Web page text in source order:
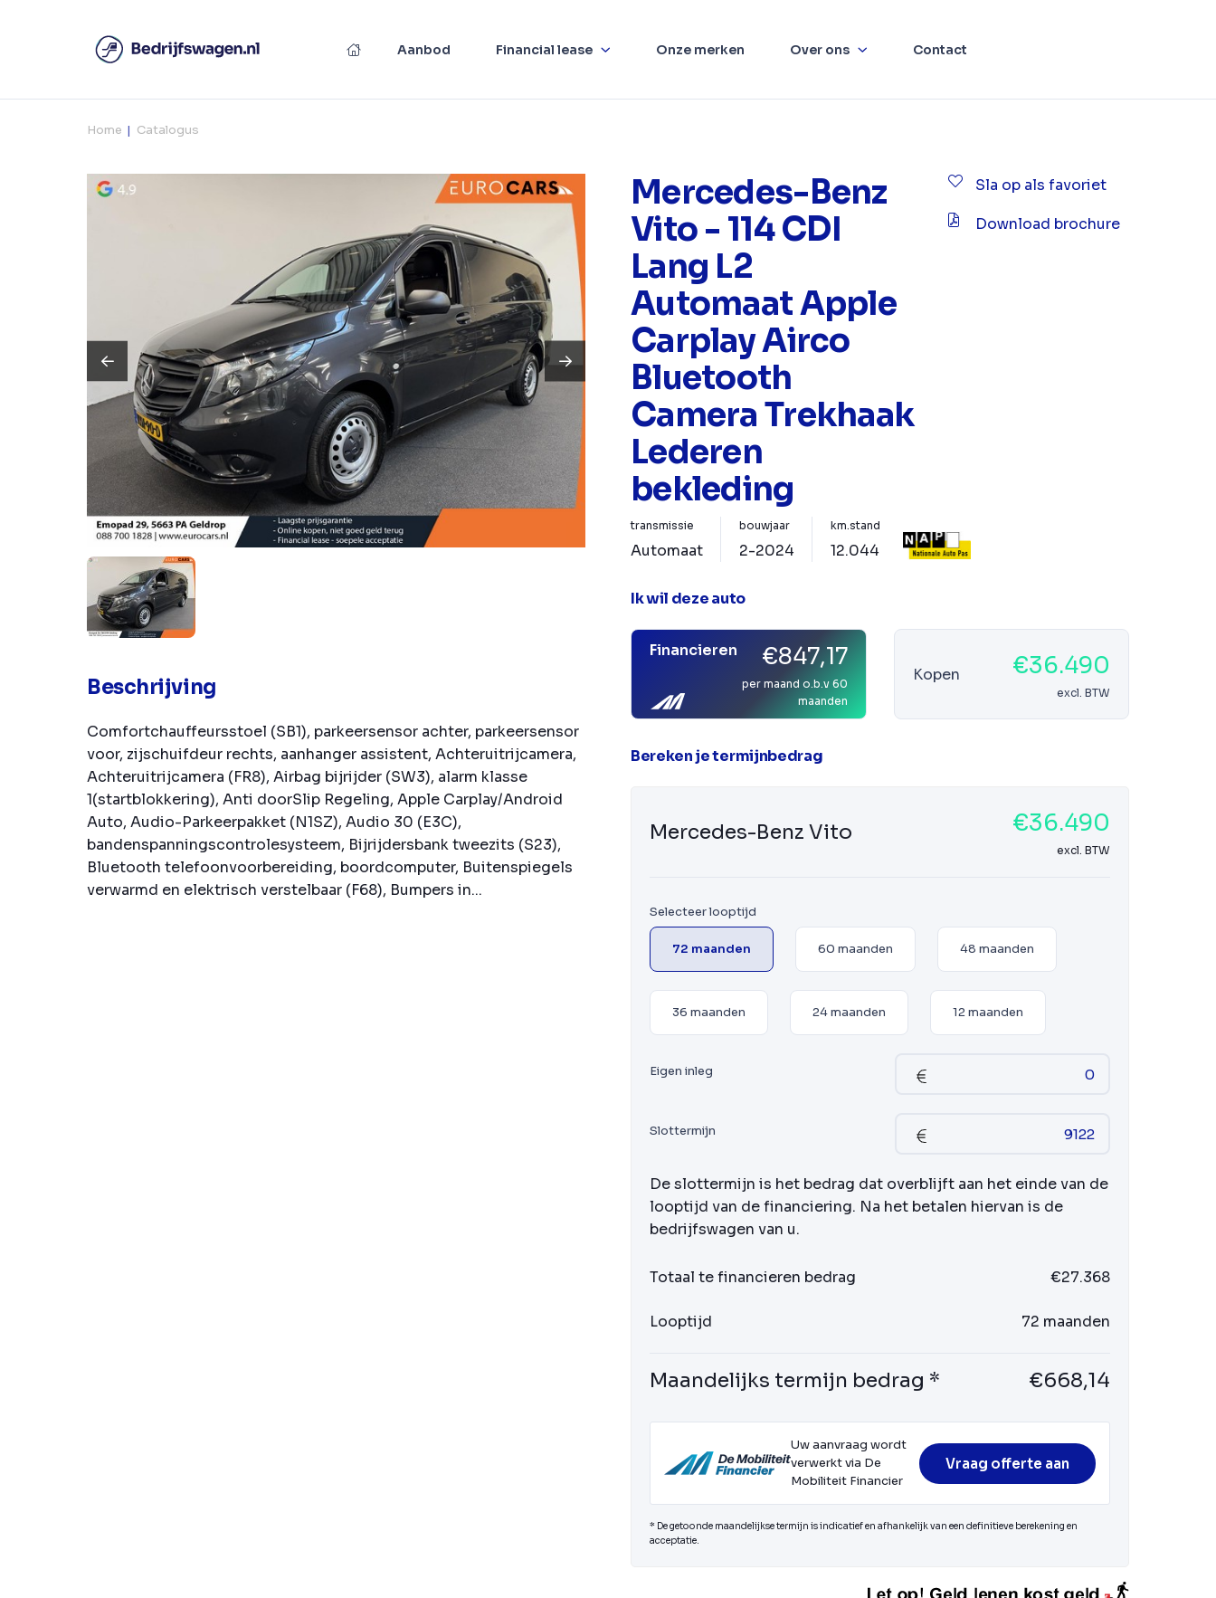
Aanbod Financial lease Onze merken Over ons Contact
Home Catalogus
Beschrijving
Comfortchauffeursstoel (SB1), parkeersensor achter, parkeersensor
voor, zijschuifdeur rechts, aanhanger assistent, Achteruitrijcamera,
Achteruitrijcamera (FR8), Airbag bijrijder (SW3), alarm klasse
1(startblokkering), Anti doorSlip Regeling, Apple Carplay/Android
Auto, Audio-Parkeerpakket (N1SZ), Audio 30 (E3C),
bandenspanningscontrolesysteem, Bijrijdersbank tweezits (S23),
Bluetooth telefoonvoorbereiding, boordcomputer, Buitenspiegels
verwarmd en elektrisch verstelbaar (F68), Bumpers in...
Mercedes-Benz
Vito - 114 CDI
Lang L2
Automaat Apple
Carplay Airco
Bluetooth
Camera Trekhaak
Lederen
bekleding
Sla op als favoriet
Download brochure
transmissie
Automaat
bouwjaar
2-2024
km.stand
12.044
Ik wil deze auto
Financieren €847,17
per maand o.b.v 60
maanden
Kopen €36.490
excl. BTW
Bereken je termijnbedrag
Mercedes-Benz Vito €36.490
excl. BTW
Selecteer looptijd
72 maanden 60 maanden 48 maanden
36 maanden 24 maanden 12 maanden
Eigen inleg
Slottermijn
De slottermijn is het bedrag dat overblijft aan het einde van de
looptijd van de financiering. Na het betalen hiervan is de
bedrijfswagen van u.
Totaal te financieren bedrag €27.368
Looptijd 72 maanden
Maandelijks termijn bedrag * €668,14
Uw aanvraag wordt
verwerkt via De
Mobiliteit Financier
Vraag offerte aan
* De getoonde maandelijkse termijn is indicatief en afhankelijk van een definitieve berekening en
acceptatie.